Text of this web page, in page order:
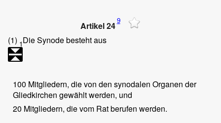
Artikel 249
(1) 1Die Synode besteht aus
100 Mitgliedern, die von den synodalen Organen der
Gliedkirchen gewählt werden, und
20 Mitgliedern, die vom Rat berufen werden.